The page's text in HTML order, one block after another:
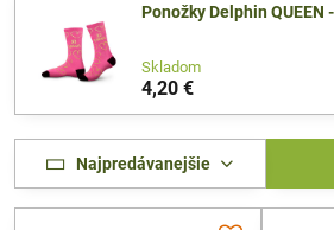
Ponožky Delphin QUEEN
Skladom
4,20 €
Najpredávanejšie